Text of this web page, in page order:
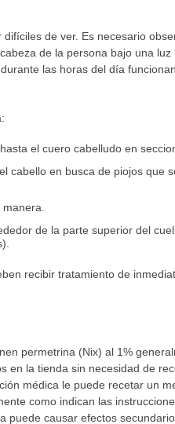
de ver. Es necesario
de la persona bajo una
las horas del día
el cuero cabelludo en
cabello en busca de piojos que
de la parte superior del
recibir tratamiento de
permetrina (Nix) al 1%
en la tienda sin necesidad de
médica le puede recetar un
como indican las
puede causar efectos